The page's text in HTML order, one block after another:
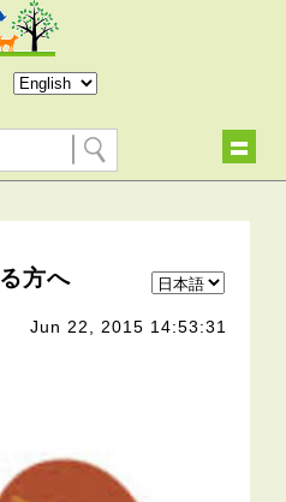
方へ
Jun 22, 2015 14:53:31